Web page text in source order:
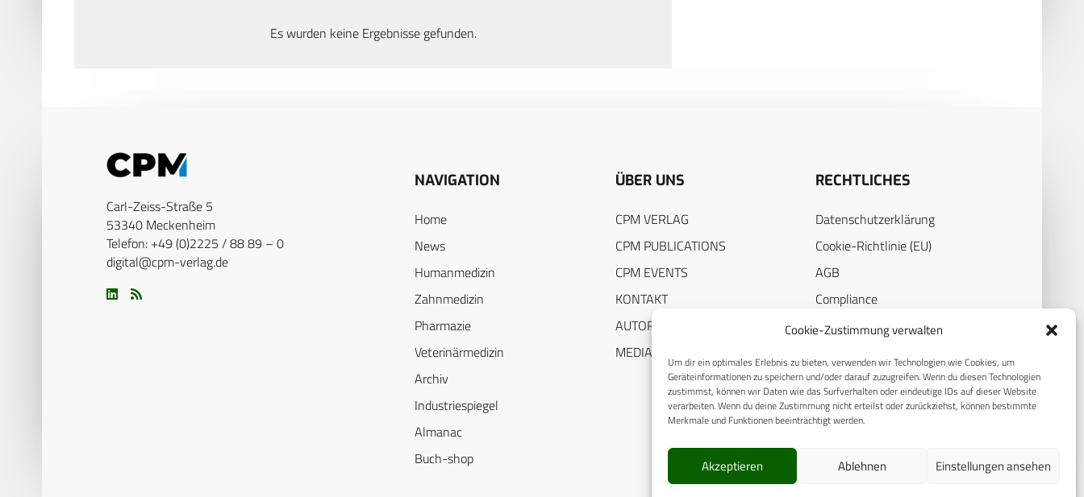
Cookie-Zustimmung verwalten
Um dir ein optimales Erlebnis zu bieten, verwenden wir Technologien wie Cookies, um
Geräteinformationen zu speichern und/oder darauf zuzugreifen. Wenn du diesen Technologien
zustimmst, können wir Daten wie das Surfverhalten oder eindeutige IDs auf dieser Website
verarbeiten. Wenn du deine Zustimmung nicht erteilst oder zurückziehst, können bestimmte
Merkmale und Funktionen beeinträchtigt werden.
Akzeptieren Ablehnen Einstellungen ansehen
Es wurden keine Ergebnisse gefunden.
Carl-Zeiss-Straße 5
53340 Meckenheim
Telefon: +49 (0)2225 / 88 89 – 0
digital@cpm-verlag.de
NAVIGATION
Home
News
Humanmedizin
Zahnmedizin
Pharmazie
Veterinärmedizin
Archiv
Industriespiegel
Almanac
Buch-shop
ÜBER UNS
CPM VERLAG
CPM PUBLICATIONS
CPM EVENTS
KONTAKT
AUTORENHINWEISE
MEDIADATEN
RECHTLICHES
Datenschutzerklärung
Cookie-Richtlinie (EU)
AGB
Compliance
Impressum